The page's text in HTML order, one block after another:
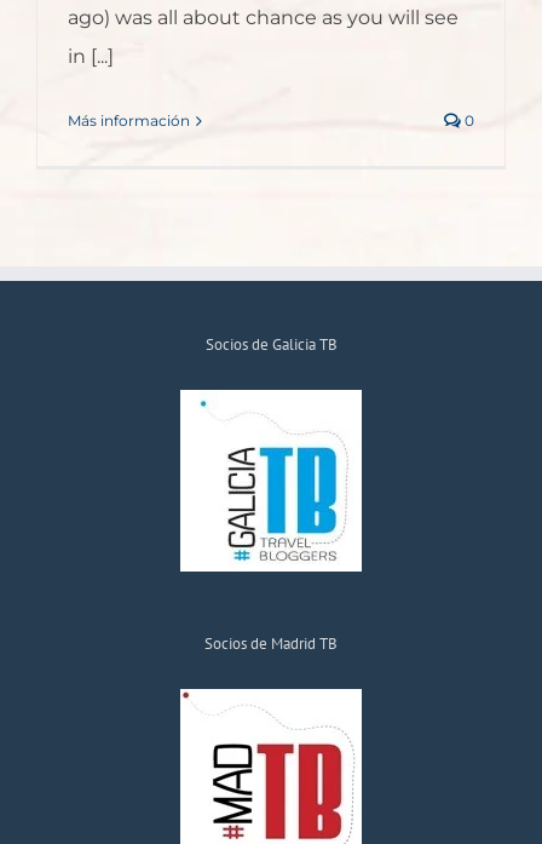
ago) was all about chance as you will see
in [...]
Más información 0
Socios de Galicia TB
Socios de Madrid TB